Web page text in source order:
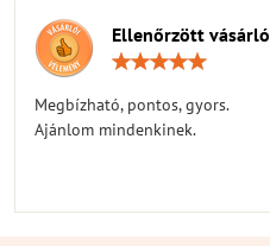
Ellenőrzött vásárló
Megbízható, pontos, gyors.
Ajánlom mindenkinek.